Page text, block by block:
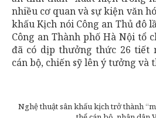
nhiều cơ quan và sự kiện văn
khấu Kịch nói Công an Thủ đô
Công an Thành phố Hà Nội tổ
đã có dịp thưởng thức 26 tiết
cán bộ, chiến sỹ lên ý tưởng và
Nghệ thuật sân khấu kịch trở thành